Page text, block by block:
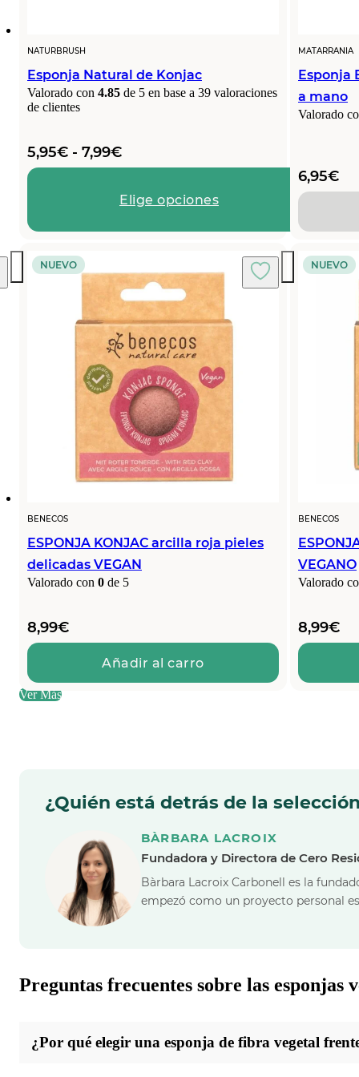
NATURBRUSH
Esponja Natural de Konjac
Valorado con 4.85 de 5 en base a 39 valoraciones
de clientes
5,95€ - 7,99€Rango
de
desde
Elige opciones
MATARRANIA
Esponja
a mano
Valorado
6,95€
NUEVO
BENECOS
ESPONJA KONJAC arcilla roja pieles
delicadas VEGAN
Valorado con 0 de 5
8,99€
Añadir al carro
NUEVO
BENECOS
VEGANO
Valorado
8,99€
Ver Más
¿Quién está detrás de la
BÀRBARA LACROIX
Fundadora y Directora de Cero
Bàrbara Lacroix Carbonell es la
empezó como un proyecto personal
Preguntas frecuentes sobre las esponjas
¿Por qué elegir una esponja de fibra vegetal